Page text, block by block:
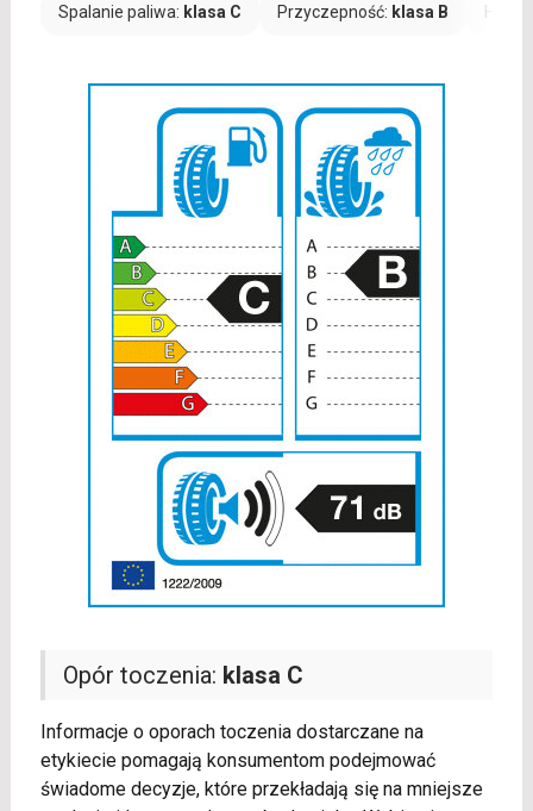
Spalanie paliwa: klasa C Przyczepność: klasa B
Opór toczenia: klasa C
Informacje o oporach toczenia dostarczane na
etykiecie pomagają konsumentom podejmować
świadome decyzje, które przekładają się na mniejsze